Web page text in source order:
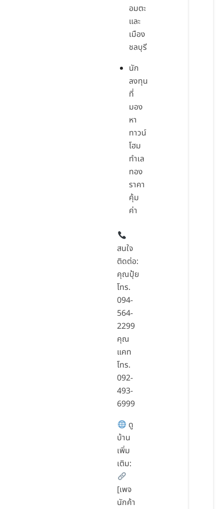
อมตะ
และ
เมือง
ชลบุรี
นัก
ลงทุน
ที่
มอง
หา
ทาวน์
โฮม
ทำเล
ทอง
ราคา
คุ้ม
ค่า
สนใจ
ติดต่อ:
คุณปุ้ย
โทร.
094-
564-
2299
คุณ
แคท
โทร.
092-
493-
6999
ดู
บ้าน
เพิ่ม
เติม:
[เพจ
นักค้า